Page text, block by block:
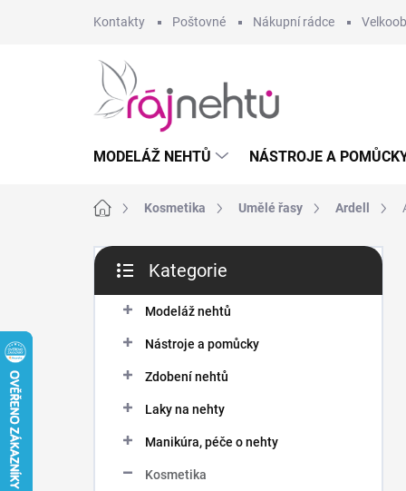
Kontakty Poštovné Nákupní rádce
MODELÁŽ NEHTŮ NÁSTROJE A
Domů Kosmetika Umělé řasy Ardell
P
s
kategorie
Kategorie
Modeláž nehtů
Nástroje a pomůcky
Zdobení nehtů
Laky na nehty
Manikúra, péče o nehty
Kosmetika